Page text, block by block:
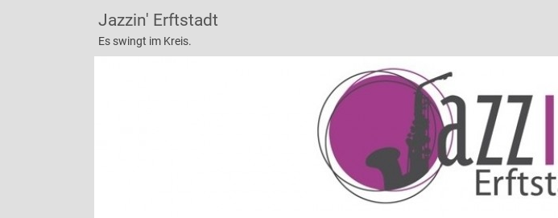
Jazzin' Erftstadt
Es swingt im Kreis.